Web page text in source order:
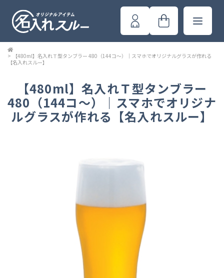
>
【480ml】名入れＴ型タンブラー 480（144コ～）｜スマホでオリジナルグラスが作れる
【名入れスルー】
【480ml】名入れＴ型タンブラー
480（144コ～）｜スマホでオリジナ
ルグラスが作れる【名入れスルー】